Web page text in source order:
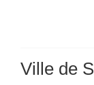
Ville de